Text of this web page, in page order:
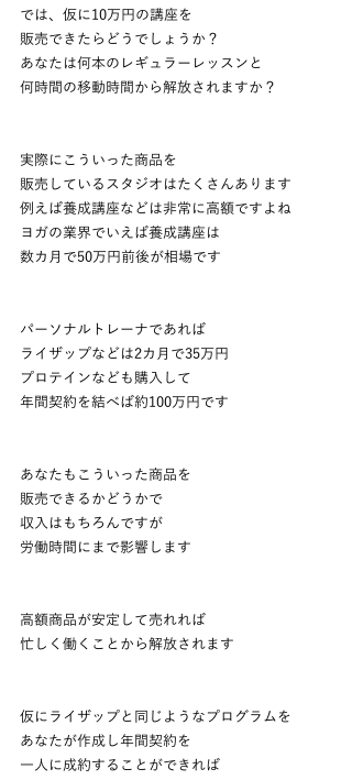
では、仮に10万円の講座を
販売できたらどうでしょうか？
あなたは何本のレギュラーレッスンと
何時間の移動時間から解放されますか？
実際にこういった商品を
販売しているスタジオはたくさんあります
例えば養成講座などは非常に高額ですよね
ヨガの業界でいえば養成講座は
数カ月で50万円前後が相場です
パーソナルトレーナであれば
ライザップなどは2カ月で35万円
プロテインなども購入して
年間契約を結べば約100万円です
あなたもこういった商品を
販売できるかどうかで
収入はもちろんですが
労働時間にまで影響します
高額商品が安定して売れれば
忙しく働くことから解放されます
仮にライザップと同じようなプログラムを
あなたが作成し年間契約を
一人に成約することができれば